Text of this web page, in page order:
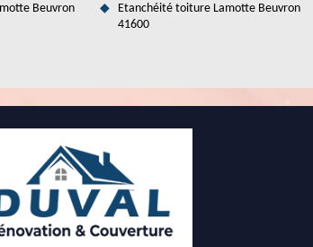
de matériaux composant la toiture. En
de solliciter le service d'un expert
pour de telles opérations. Sachez
réputation d'établir un devis gratuit et sans
Beuvron
Etanchéité toiture Lamotte Beuvron
41600